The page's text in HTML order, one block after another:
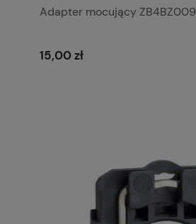
Adapter mocujący ZB4BZ009
15,00 zł